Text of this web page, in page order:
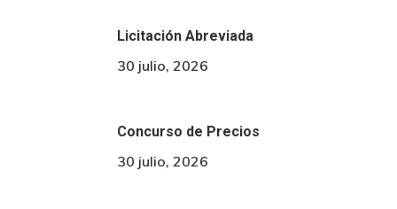
Licitación Abreviada
30 julio, 2026
Concurso de Precios
30 julio, 2026